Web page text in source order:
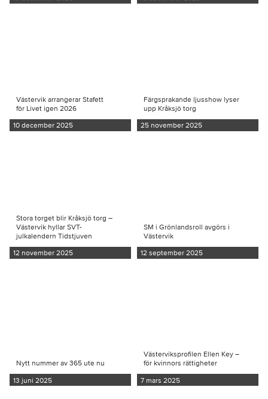
Västervik arrangerar Stafett
för Livet igen 2026
10 december 2025
Färgsprakande ljusshow lyser
upp Kråksjö torg
25 november 2025
Stora torget blir Kråksjö torg –
Västervik hyllar SVT-
julkalendern Tidstjuven
12 november 2025
SM i Grönlandsroll avgörs i
Västervik
12 september 2025
Nytt nummer av 365 ute nu
13 juni 2025
Västerviksprofilen Ellen Key –
för kvinnors rättigheter
7 mars 2025